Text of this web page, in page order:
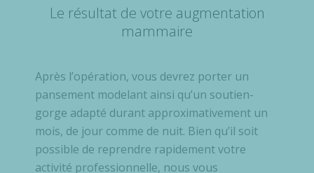
Le résultat de votre augmentation
mammaire
Après l’opération, vous devrez porter un
pansement modelant ainsi qu’un soutien-
gorge adapté durant approximativement un
mois, de jour comme de nuit. Bien qu’il soit
possible de reprendre rapidement votre
activité professionnelle, nous vous